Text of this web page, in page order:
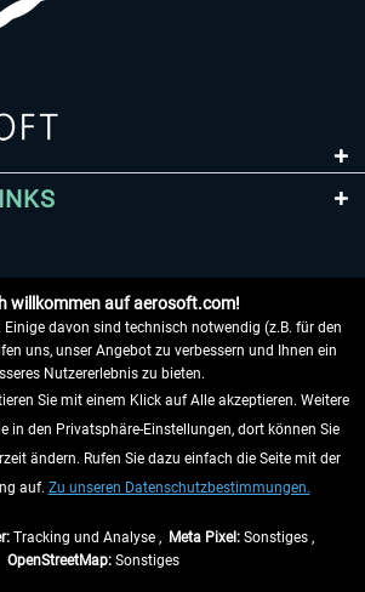
willkommen auf aerosoft.com!
Einige davon sind technisch notwendig (z.B. für den
uns, unser Angebot zu verbessern und Ihnen ein
Nutzererlebnis zu bieten.
Sie mit einem Klick auf Alle akzeptieren. Weitere
in den Privatsphäre-Einstellungen, dort können Sie
ändern. Rufen Sie dazu einfach die Seite mit der
auf. Zu unseren Datenschutzbestimmungen.
Tracking und Analyse , Meta Pixel:Sonstiges ,
OpenStreetMap: Sonstiges